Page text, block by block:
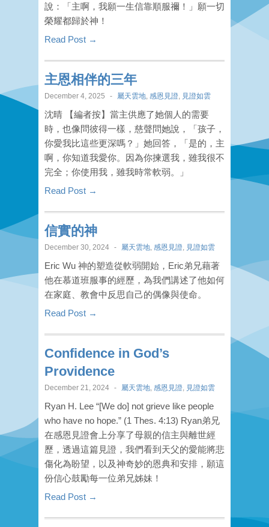
說：「主啊，我願一生信靠順服禰！」願一切
榮耀都歸於神！
Read Post →
主恩相伴的三年
December 4, 2025 - 屬天雲地 感恩見證 見證如雲
沈晴 【編者按】當主供應了她個人的需要
時，也像問彼得一樣，慈聲問她說，「孩子，
你愛我比這些更深嗎？」她回答，「是的，主
啊，你知道我愛你。因為你揀選我，雖我很不
完全；你使用我，雖我時常軟弱。」
Read Post →
信實的神
December 30, 2024 - 屬天雲地 感恩見證 見證如雲
Eric Wu 神的塑造從軟弱開始，Eric弟兄藉著
他在慕道班服事的經歷，為我們講述了他如何
在家庭、教會中反思自己的偶像與使命。
Read Post →
Confidence in God’s
Providence
December 21, 2024 - 屬天雲地 感恩見證 見證如雲
Ryan H. Lee “[We do] not grieve like people
who have no hope.” (1 Thes. 4:13) Ryan弟兄
在感恩見證會上分享了母親的信主與離世經
歷，透過這篇見證，我們看到天父的愛能將悲
傷化為盼望，以及神奇妙的恩典和安排，願這
份信心鼓勵每一位弟兄姊妹！
Read Post →